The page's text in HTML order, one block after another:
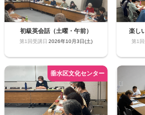
初級英会話（土曜・午前）
2026年10月3日(土)
楽し